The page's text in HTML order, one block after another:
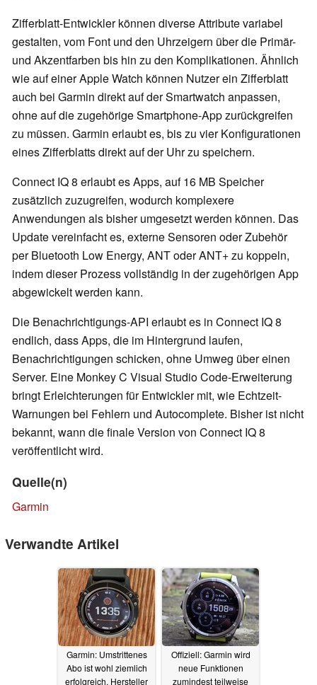
Zifferblatt-Entwickler können diverse Attribute variabel
gestalten, vom Font und den Uhrzeigern über die Primär-
und Akzentfarben bis hin zu den Komplikationen. Ähnlich
wie auf einer Apple Watch können Nutzer ein Zifferblatt
auch bei Garmin direkt auf der Smartwatch anpassen,
ohne auf die zugehörige Smartphone-App zurückgreifen
zu müssen. Garmin erlaubt es, bis zu vier Konfigurationen
eines Zifferblatts direkt auf der Uhr zu speichern.
Connect IQ 8 erlaubt es Apps, auf 16 MB Speicher
zusätzlich zuzugreifen, wodurch komplexere
Anwendungen als bisher umgesetzt werden können. Das
Update vereinfacht es, externe Sensoren oder Zubehör
per Bluetooth Low Energy, ANT oder ANT+ zu koppeln,
indem dieser Prozess vollständig in der zugehörigen App
abgewickelt werden kann.
Die Benachrichtigungs-API erlaubt es in Connect IQ 8
endlich, dass Apps, die im Hintergrund laufen,
Benachrichtigungen schicken, ohne Umweg über einen
Server. Eine Monkey C Visual Studio Code-Erweiterung
bringt Erleichterungen für Entwickler mit, wie Echtzeit-
Warnungen bei Fehlern und Autocomplete. Bisher ist nicht
bekannt, wann die finale Version von Connect IQ 8
veröffentlicht wird.
Quelle(n)
Garmin
Verwandte Artikel
Garmin: Umstrittenes
Abo ist wohl ziemlich
erfolgreich, Hersteller
Offiziell: Garmin wird
neue Funktionen
zumindest teilweise